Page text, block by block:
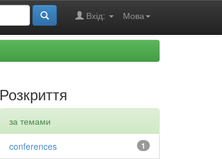
Мова
Вхід:
Розкриття
за темами
1
conferences